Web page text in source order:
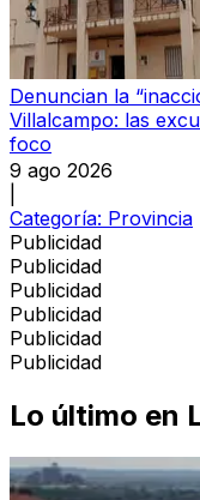
Denuncian la
Villalcampo: las
foco
9 ago 2026
Categoría: Provincia
Publicidad
Publicidad
Publicidad
Publicidad
Publicidad
Publicidad
Lo último en